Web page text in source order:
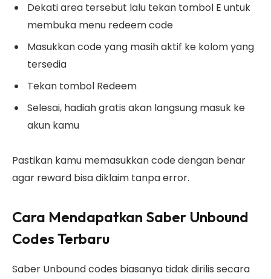
Dekati area tersebut lalu tekan tombol E untuk
membuka menu redeem code
Masukkan code yang masih aktif ke kolom yang
tersedia
Tekan tombol Redeem
Selesai, hadiah gratis akan langsung masuk ke
akun kamu
Pastikan kamu memasukkan code dengan benar
agar reward bisa diklaim tanpa error.
Cara Mendapatkan Saber Unbound
Codes Terbaru
Saber Unbound codes biasanya tidak dirilis secara